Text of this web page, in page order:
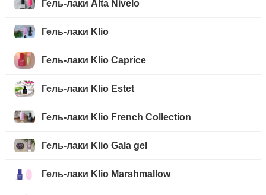
Гель-лаки Alta Nivelo
Гель-лаки Klio
Гель-лаки Klio Caprice
Гель-лаки Klio Estet
Гель-лаки Klio French Collection
Гель-лаки Klio Gala gel
Гель-лаки Klio Marshmallow